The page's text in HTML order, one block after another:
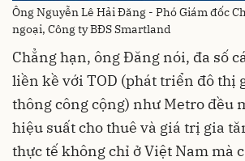
Ông Nguyễn Lê Hải Đăng - Phó Giám đốc
ngoại, Công ty BĐS Smartland
Chẳng hạn, ông Đăng nói, đa số
liền kề với TOD (phát triển đô thị
thông công cộng) như Metro đều
hiệu suất cho thuê và giá trị gia
thực tế không chỉ ở Việt Nam mà